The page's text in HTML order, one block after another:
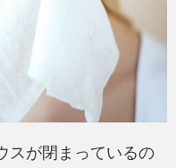
スが閉まっているの